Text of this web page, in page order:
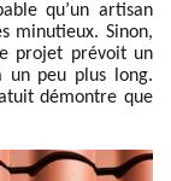
qu’un artisan
minutieux. Sinon,
projet prévoit un
un peu plus long.
démontre que